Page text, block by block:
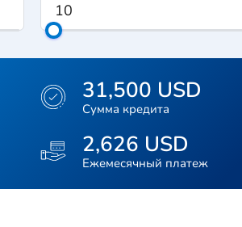
31,500 USD
Сумма кредита
2,626 USD
Ежемесячный платеж